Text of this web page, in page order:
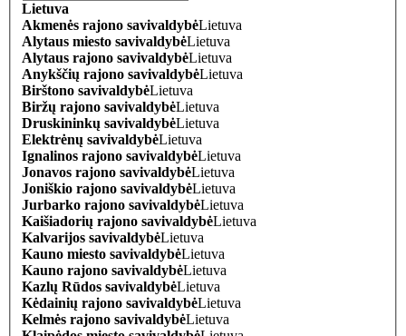
Lietuva
Akmenės rajono savivaldybėLietuva
Alytaus miesto savivaldybėLietuva
Alytaus rajono savivaldybėLietuva
Anykščių rajono savivaldybėLietuva
Birštono savivaldybėLietuva
Biržų rajono savivaldybėLietuva
Druskininkų savivaldybėLietuva
Elektrėnų savivaldybėLietuva
Ignalinos rajono savivaldybėLietuva
Jonavos rajono savivaldybėLietuva
Joniškio rajono savivaldybėLietuva
Jurbarko rajono savivaldybėLietuva
Kaišiadorių rajono savivaldybėLietuva
Kalvarijos savivaldybėLietuva
Kauno miesto savivaldybėLietuva
Kauno rajono savivaldybėLietuva
Kazlų Rūdos savivaldybėLietuva
Kėdainių rajono savivaldybėLietuva
Kelmės rajono savivaldybėLietuva